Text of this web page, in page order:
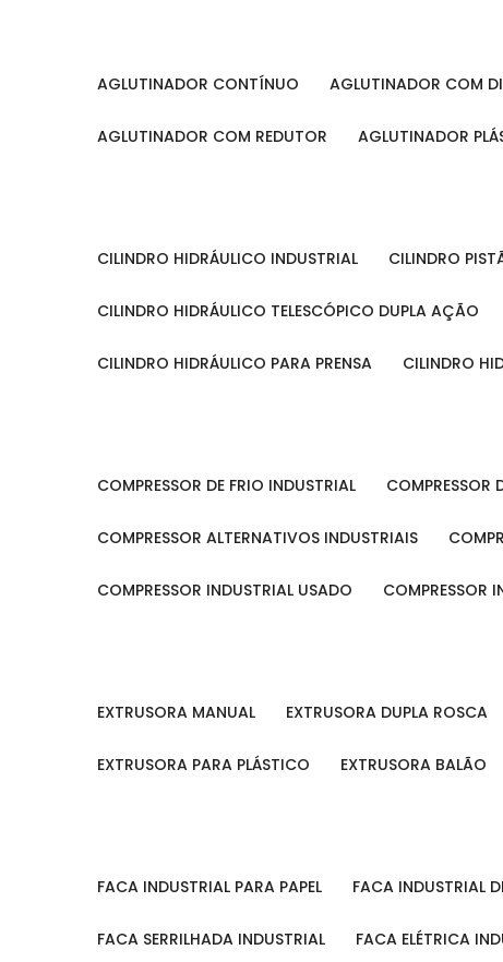
AGLUTINADOR CONTÍNUO AGLUTINADOR COM
AGLUTINADOR COM REDUTOR AGLUTINADOR
CILINDRO HIDRÁULICO INDUSTRIAL CILINDRO
CILINDRO HIDRÁULICO TELESCÓPICO DUPLA AÇÃO
CILINDRO HIDRÁULICO PARA PRENSA CILINDRO
COMPRESSOR DE FRIO INDUSTRIAL
COMPRESSOR ALTERNATIVOS INDUSTRIAIS
COMPRESSOR INDUSTRIAL USADO COMPRESSOR
EXTRUSORA MANUAL EXTRUSORA DUPLA ROSCA
EXTRUSORA PARA PLÁSTICO EXTRUSORA BALÃO
FACA INDUSTRIAL PARA PAPEL FACA INDUSTRIAL
FACA SERRILHADA INDUSTRIAL FACA ELÉTRICA